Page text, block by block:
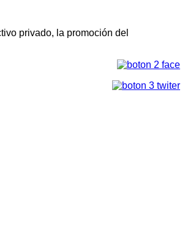
privado, la promoción del